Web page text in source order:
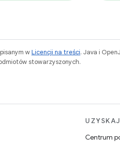
wLicencji na treści. Java i
stowarzyszonych.
Centrum